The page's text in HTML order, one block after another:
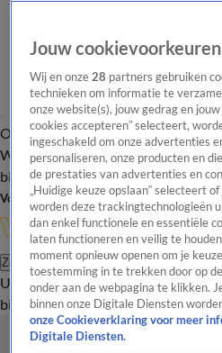
Overzicht Onze programma's
WandelgangenInterviews
bijwonenPodcastShop
Volg Vandaag Inside
Zoeken
UitzendingenVandaag InsideDe
bijwonen
Jouw cookievoorkeuren
Wij en onze28 partners gebruiken
technieken om informatie te
onze website(s), jouw gedrag en
cookies accepteren” selecteert,
ingeschakeld om onze advertenties
personaliseren, onze producten en
de prestaties van advertenties en
„Huidige keuze opslaan” selecteert
worden deze trackingtechnologieën
dan enkel functionele en essentiële
laten functioneren en veilig te
moment opnieuw openen om je
toestemming in te trekken door op
onder aan de webpagina te klikken.
binnen onze Digitale Diensten
onze Cookieverklaring voor meer
Digitale Diensten.